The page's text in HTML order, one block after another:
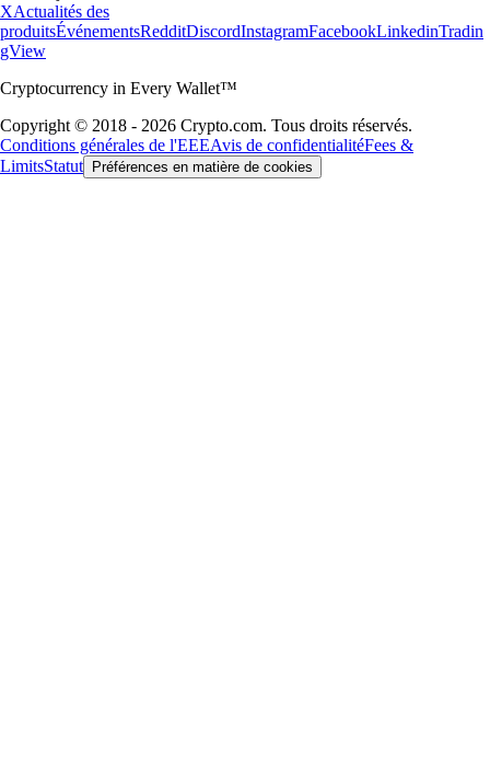
XActualités des
produitsÉvénementsRedditDiscordInstagramFacebookLinkedinTradin
gView
Cryptocurrency in Every Wallet™
Copyright © 2018 - 2026 Crypto.com. Tous droits réservés.
Conditions générales de l'EEEAvis de confidentialitéFees &
LimitsStatut Préférences en matière de cookies